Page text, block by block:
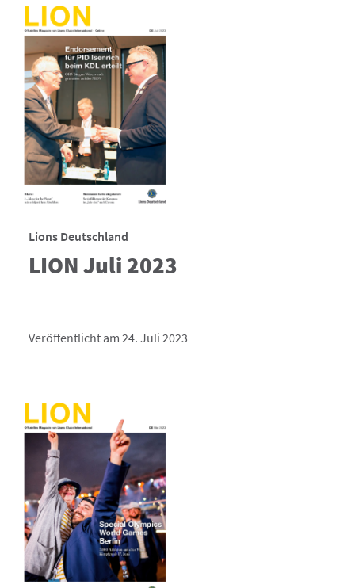
Lions Deutschland
LION Juli 2023
Veröffentlicht am 24. Juli 2023